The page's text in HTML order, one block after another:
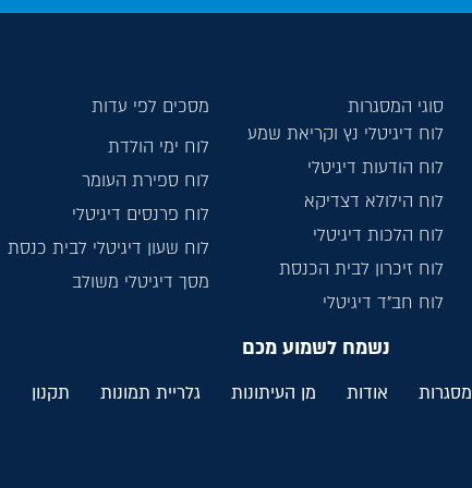
סוגי המסגרות
מסכים לפי עדות
לוח דיגיטלי נץ וקריאת שמע
לוח הודעות דיגיטלי
לוח הילולא דצדיקא
לוח הלכות דיגיטלי
לוח זיכרון לבית הכנסת
לוח חב”ד דיגיטלי
לוח ימי הולדת
לוח ספירת העומר
לוח פרנסים דיגיטלי
לוח שעון דיגיטלי לבית כנסת
מסך דיגיטלי משולב
נשמח לשמוע מכם
מסגרות אודות מן העיתונות גלריית תמונות
תקנון